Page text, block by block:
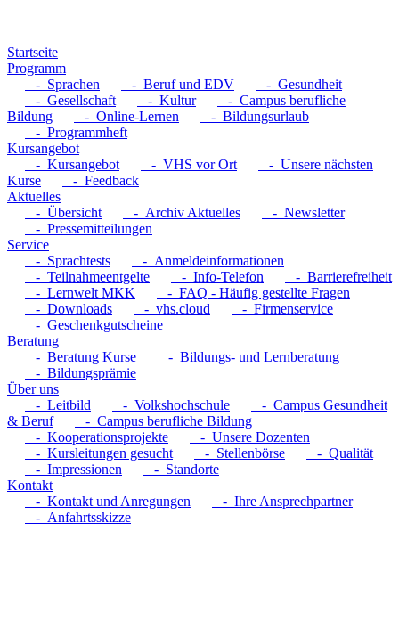
Startseite
Programm
- Sprachen
- Beruf und EDV
- Gesundheit
- Gesellschaft
- Kultur
- Campus berufliche
Bildung
- Online-Lernen
- Bildungsurlaub
- Programmheft
Kursangebot
- Kursangebot
- VHS vor Ort
- Unsere nächsten
Kurse
- Feedback
Aktuelles
- Übersicht
- Archiv Aktuelles
- Newsletter
- Pressemitteilungen
Service
- Sprachtests
- Anmeldeinformationen
- Teilnahmeentgelte
- Info-Telefon
- Barrierefreiheit
- Lernwelt MKK
- FAQ - Häufig gestellte Fragen
- Downloads
- vhs.cloud
- Firmenservice
- Geschenkgutscheine
Beratung
- Beratung Kurse
- Bildungs- und Lernberatung
- Bildungsprämie
Über uns
- Leitbild
- Volkshochschule
- Campus Gesundheit
& Beruf
- Campus berufliche Bildung
- Kooperationsprojekte
- Unsere Dozenten
- Kursleitungen gesucht
- Stellenbörse
- Qualität
- Impressionen
- Standorte
Kontakt
- Kontakt und Anregungen
- Ihre Ansprechpartner
- Anfahrtsskizze